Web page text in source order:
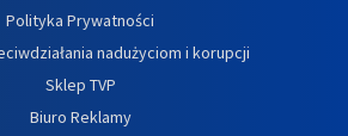
Polityka Prywatności
nadużyciom i korupcji
Sklep TVP
Biuro Reklamy